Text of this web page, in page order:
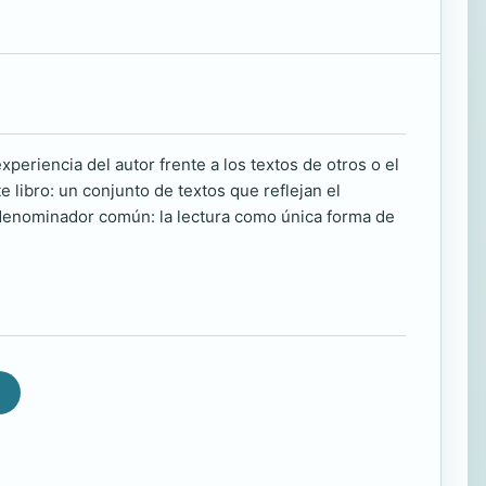
del autor frente a los textos de otros o el
libro: un conjunto de textos que reflejan el
común: la lectura como única forma de